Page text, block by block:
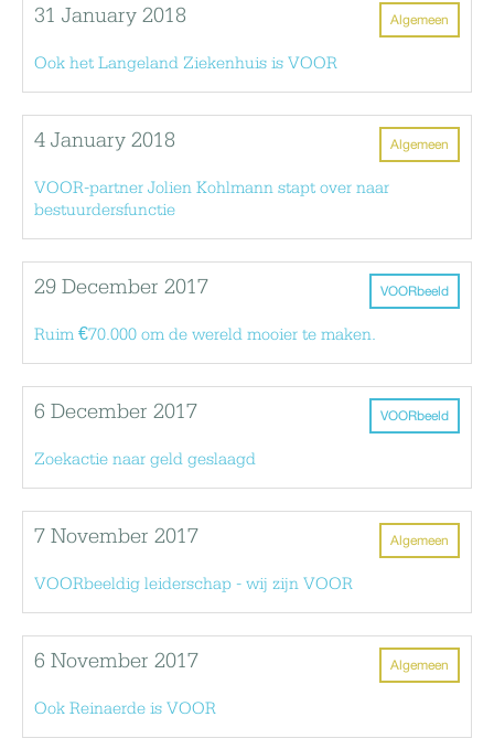
Algemeen
31 January 2018
Ook het Langeland Ziekenhuis is VOOR
Algemeen
4 January 2018
VOOR-partner Jolien Kohlmann stapt over naar
bestuurdersfunctie
VOORbeeld
29 December 2017
Ruim €70.000 om de wereld mooier te maken.
VOORbeeld
6 December 2017
Zoekactie naar geld geslaagd
Algemeen
7 November 2017
VOORbeeldig leiderschap - wij zijn VOOR
Algemeen
6 November 2017
Ook Reinaerde is VOOR